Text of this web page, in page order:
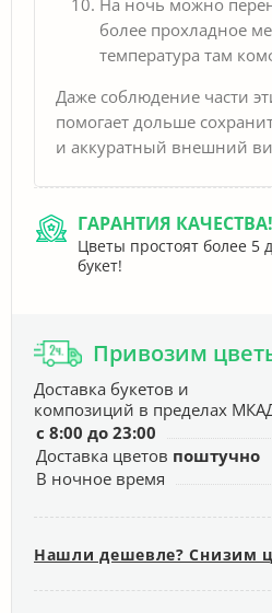
более прохладное
температура там
Даже соблюдение части
помогает дольше
и аккуратный внешний
ГАРАНТИЯ КАЧЕСТВА!
Цветы простоят более
букет!
Привозим
Доставка букетов и
композиций в пределах
с 8:00 до 23:00
Доставка цветов поштучно
В ночное время
Нашли дешевле? Снизим